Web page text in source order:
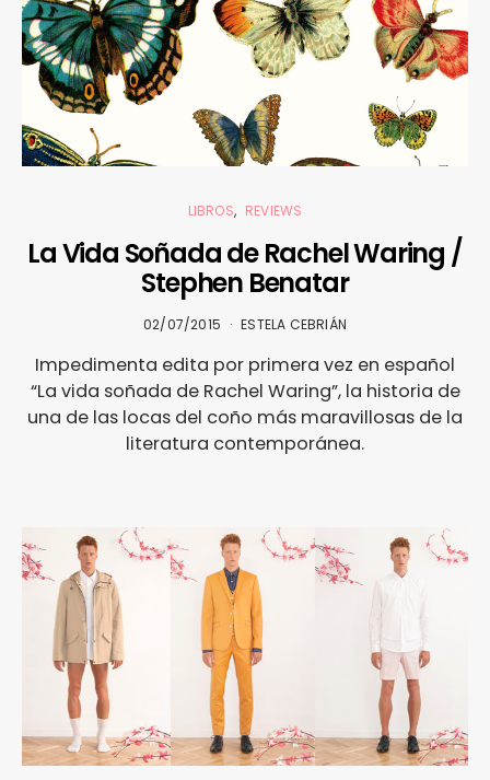
LIBROS REVIEWS
La Vida Soñada de Rachel Waring /
Stephen Benatar
02/07/2015 ESTELA CEBRIÁN
Impedimenta edita por primera vez en español
“La vida soñada de Rachel Waring”, la historia de
una de las locas del coño más maravillosas de la
literatura contemporánea.